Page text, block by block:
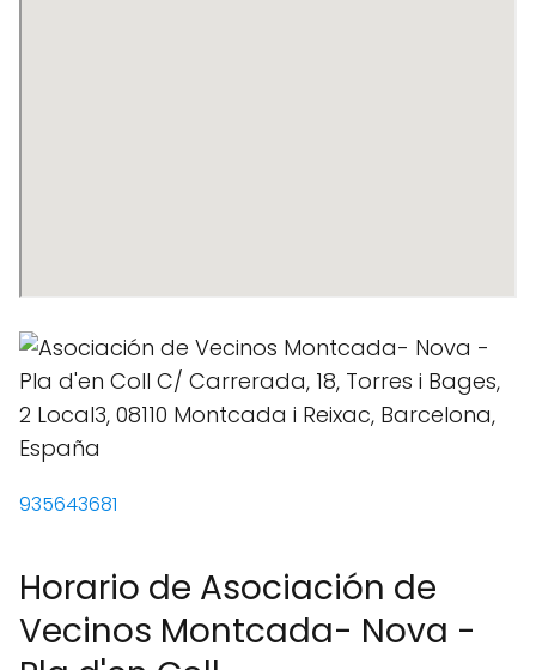
935643681
Horario de Asociación de
Vecinos Montcada- Nova -